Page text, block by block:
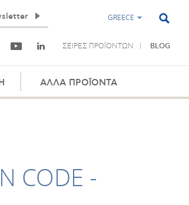
GREECE
ΣΕΙΡΕΣ ΠΡΟΪΟΝΤΩΝ BLOG
ΑΛΛΑ ΠΡΟΪΟΝΤΑ
CODE -